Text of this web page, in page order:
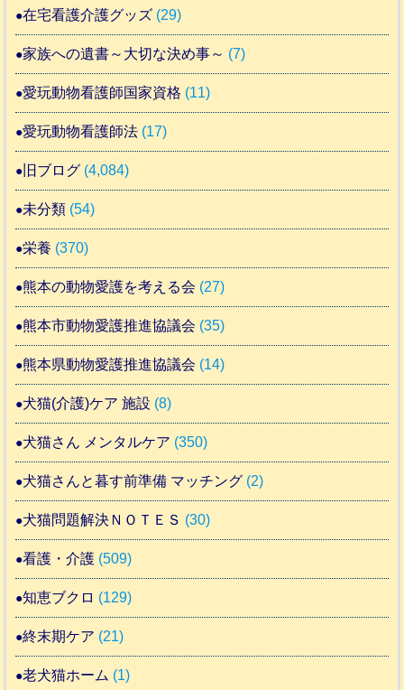
在宅看護介護グッズ (29)
家族への遺書～大切な決め事～ (7)
愛玩動物看護師国家資格 (11)
愛玩動物看護師法 (17)
旧ブログ (4,084)
未分類 (54)
栄養 (370)
熊本の動物愛護を考える会 (27)
熊本市動物愛護推進協議会 (35)
熊本県動物愛護推進協議会 (14)
犬猫(介護)ケア 施設 (8)
犬猫さん メンタルケア (350)
犬猫さんと暮す前準備 マッチング (2)
犬猫問題解決ＮＯＴＥＳ (30)
看護・介護 (509)
知恵ブクロ (129)
終末期ケア (21)
老犬猫ホーム (1)